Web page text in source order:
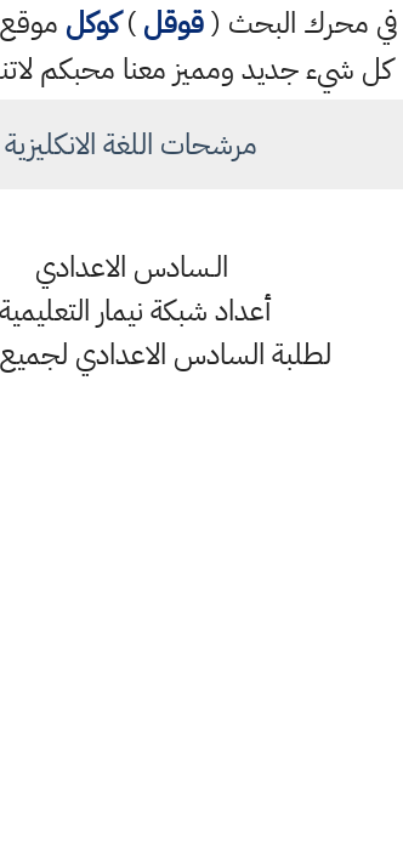
في محرك البحث (قوقل)كوكل
كل شيء جديد ومميز معنا محبكم
مرشحات اللغة الانكليزية
الـسادس الاعدادي
أعداد شبكة نيمار التعليمية
لطلبة السادس الاعدادي لجميع